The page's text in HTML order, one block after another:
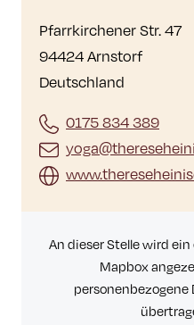
Pfarrkirchener Str. 47
94424 Arnstorf
Deutschland
0175 834 389
An dieser Stelle wird
Mapbox